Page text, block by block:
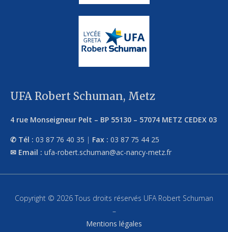
UFA Robert Schuman, Metz
4 rue Monseigneur Pelt – BP 55130 – 57074 METZ CEDEX 03
Tél : 03 87 76 40 35 | Fax : 03 87 75 44 25
Email : ufa-robert.schuman@ac-nancy-metz.fr
Copyright © 2026 Tous droits réservés UFA Robert Schuman
–
Mentions légales